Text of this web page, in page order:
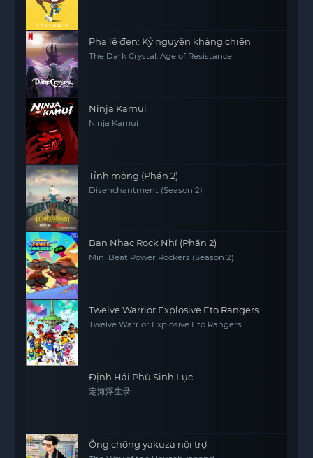
Pha lê đen: Kỷ nguyên kháng chiến
The Dark Crystal: Age of Resistance
Ninja Kamui
Ninja Kamui
Tỉnh mộng (Phần 2)
Disenchantment (Season 2)
Ban Nhạc Rock Nhí (Phần 2)
Mini Beat Power Rockers (Season 2)
Twelve Warrior Explosive Eto Rangers
Twelve Warrior Explosive Eto Rangers
Định Hải Phù Sinh Lục
定海浮生录
Ông chồng yakuza nội trợ